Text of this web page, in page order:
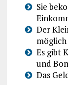
Sie
Der
möglich
Es gibt
und
Das